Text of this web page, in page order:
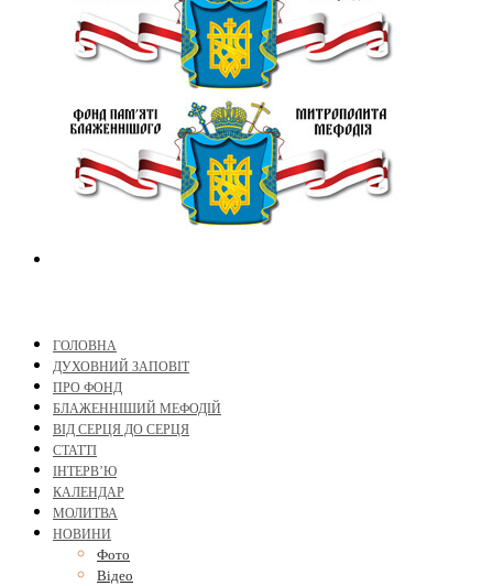
ГОЛОВНА
ДУХОВНИЙ ЗАПОВІТ
ПРО ФОНД
БЛАЖЕННІШИЙ МЕФОДІЙ
ВІД СЕРЦЯ ДО СЕРЦЯ
СТАТТІ
ІНТЕРВ’Ю
КАЛЕНДАР
МОЛИТВА
НОВИНИ
Фото
Відео